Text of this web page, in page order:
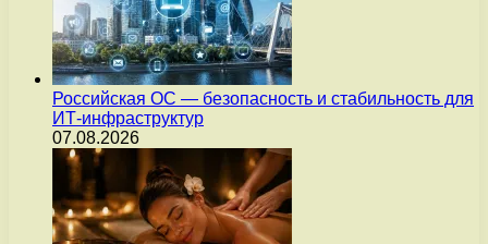
Российская ОС — безопасность и стабильность для
ИТ-инфраструктур
07.08.2026